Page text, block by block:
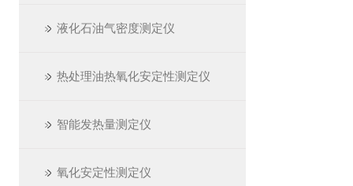
液化石油气密度测定仪
热处理油热氧化安定性测定仪
智能发热量测定仪
氧化安定性测定仪